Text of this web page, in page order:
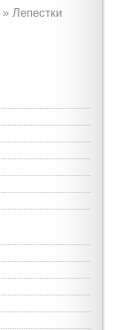
» Лепестки